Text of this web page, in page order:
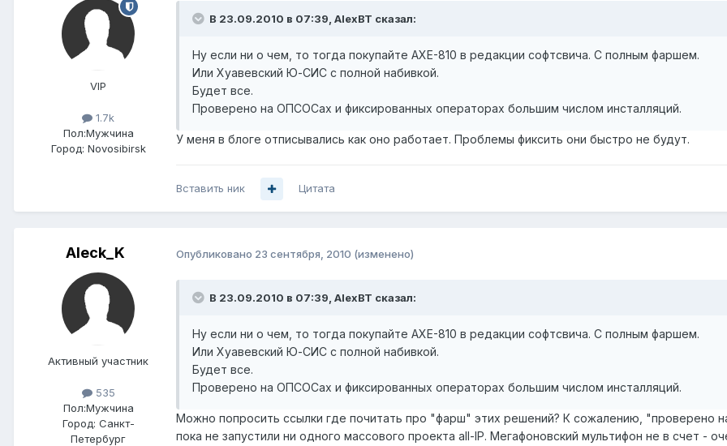
VIP
1.7k
Пол:Мужчина
Город: Novosibirsk
В 23.09.2010 в 07:39, AlexBT сказал:
Ну если ни о чем, то тогда покупайте AXE-810 в редакции софтсвича. С полным фаршем.
Или Хуавевский Ю-СИС с полной набивкой.
Будет все.
Проверено на ОПСОСах и фиксированных операторах большим числом инсталляций.
У меня в блоге отписывались как оно работает. Проблемы фиксить они быстро не будут.
Вставить ник Цитата
Aleck_K
Активный участник
535
Пол:Мужчина
Город: Санкт-
Петербург
Опубликовано 23 сентября, 2010 (изменено)
В 23.09.2010 в 07:39, AlexBT сказал:
Ну если ни о чем, то тогда покупайте AXE-810 в редакции софтсвича. С полным фаршем.
Или Хуавевский Ю-СИС с полной набивкой.
Будет все.
Проверено на ОПСОСах и фиксированных операторах большим числом инсталляций.
Можно попросить ссылки где почитать про "фарш" этих решений? К сожалению,
пока не запустили ни одного массового проекта all-IP. Мегафоновский мультифон не в счет -